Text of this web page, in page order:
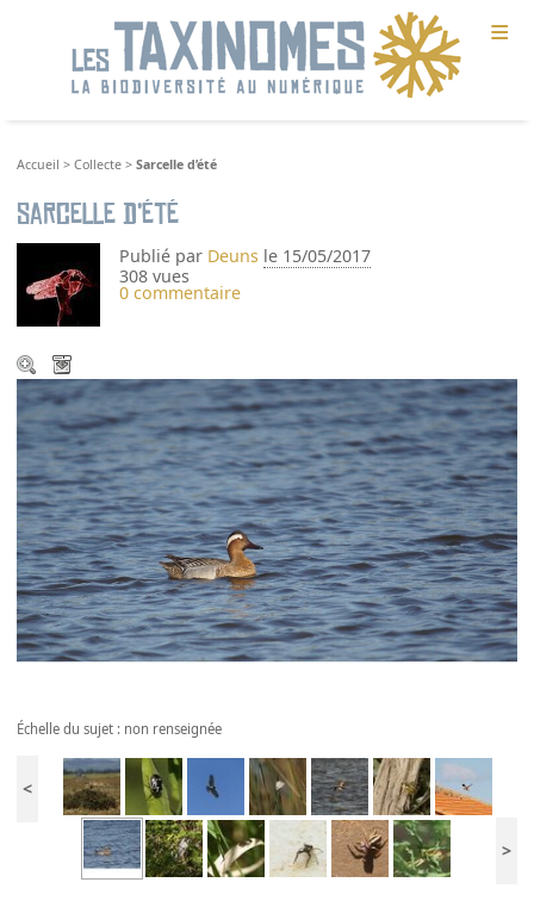
≡
Accueil >Collecte >Sarcelle d’été
Sarcelle d’été
Publié par Deuns le 15/05/2017
308 vues
0 commentaire
Échelle du sujet : non renseignée
<
>